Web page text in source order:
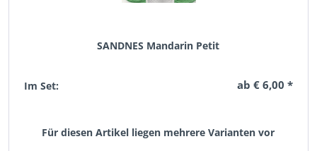
SANDNES Mandarin Petit
Im Set: ab € 6,00 *
Für diesen Artikel liegen mehrere Varianten vor